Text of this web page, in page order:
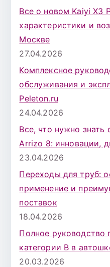
Все о новом Kaiyi X3
характеристики и
Москве
27.04.2026
Комплексное
обслуживания и
Peleton.ru
24.04.2026
Все, что нужно знать
Arrizo 8: инновации,
23.04.2026
Переходы для труб:
применение и
поставок
18.04.2026
Полное руководство
категории B в
20.03.2026